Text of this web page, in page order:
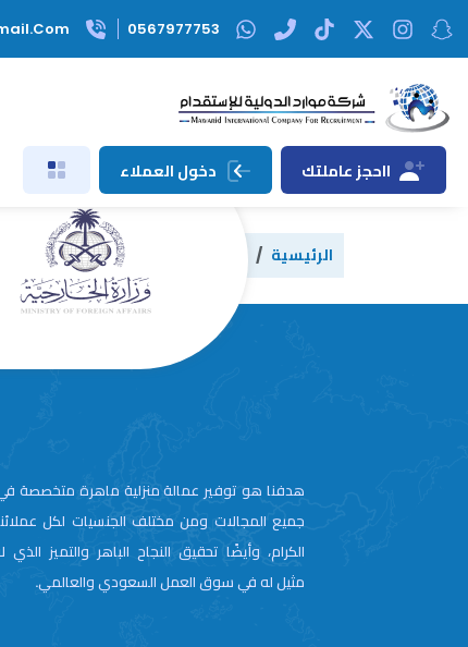
0567977753
ااحجز عاملتك دخول العملاء
الرئيسية
هدفنا هو توفير عمالة منزلية ماهرة متخصصة
جميع المجالات ومن مختلف الجنسيات لكل
الكرام، وأيضًا تحقيق النجاح الباهر والتميز الذي
مثيل له في سوق العمل السعودي والعالمي.